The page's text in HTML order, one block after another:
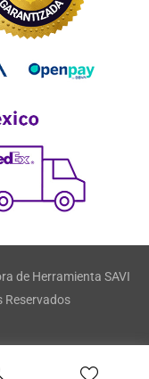
de Herramienta SAVI
Reservados